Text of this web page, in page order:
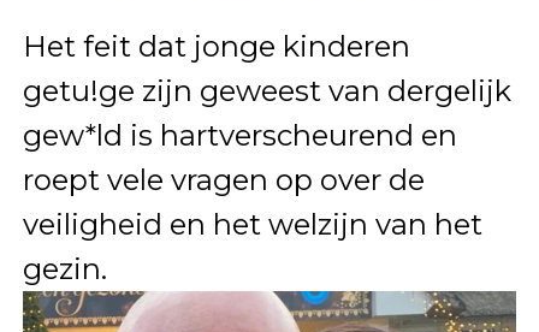
Het feit dat jonge kinderen
getu!ge zijn geweest van dergelijk
gew*ld is hartverscheurend en
roept vele vragen op over de
veiligheid en het welzijn van het
gezin.